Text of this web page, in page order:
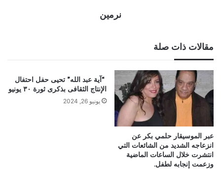
نرمين
مقالات ذات صلة
عبر الموسيقار حلمي بكر عن
انزعاجه الشديد من الشائعات التي
انتشرت خلال الساعات الماضية
وزعمت إنجابه لطفل.
“آية عبد الله” تحيى حفل احتفال
الإنتاج الثقافى بذكرى ثورة ٣٠ يونيو
يونيو 26, 2024